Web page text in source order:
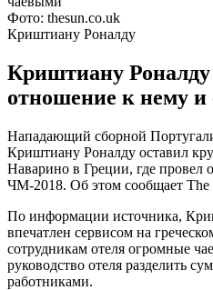
Фото: thesun.co.uk
Криштиану Роналду
Криштиану Роналду
отношение к нему и
Нападающий сборной
Криштиану Роналду оставил
Наварино в Греции, где провел
ЧМ-2018. Об этом сообщает The
По информации источника,
впечатлен сервисом на
сотрудникам отеля огромные
руководство отеля разделить
работниками.